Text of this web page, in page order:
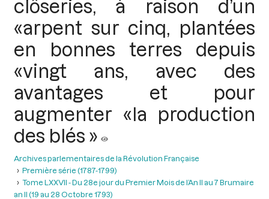
clôseries, à raison d’un
«arpent sur cinq, plantées
en bonnes terres depuis
«vingt ans, avec des
avantages et pour
augmenter «la production
des blés »
Archives parlementaires de la Révolution Française
Première série (1787-1799)
Tome LXXVII - Du 28e jour du Premier Mois de l’An II au 7 Brumaire
an II (19 au 28 Octobre 1793)